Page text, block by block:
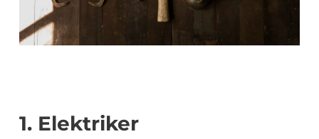
1. Elektriker